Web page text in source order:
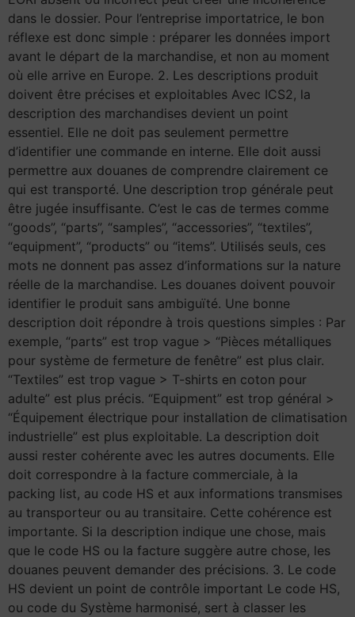
dans le dossier. Pour l’entreprise importatrice, le bon
réflexe est donc simple : préparer les données import
avant le départ de la marchandise, et non au moment
où elle arrive en Europe. 2. Les descriptions produit
doivent être précises et exploitables Avec ICS2, la
description des marchandises devient un point
essentiel. Elle ne doit pas seulement permettre
d’identifier une commande en interne. Elle doit aussi
permettre aux douanes de comprendre clairement ce
qui est transporté. Une description trop générale peut
être jugée insuffisante. C’est le cas de termes comme
“goods”, “parts”, “samples”, “accessories”, “textiles”,
“equipment”, “products” ou “items”. Utilisés seuls, ces
mots ne donnent pas assez d’informations sur la nature
réelle de la marchandise. Les douanes doivent pouvoir
identifier le produit sans ambiguïté. Une bonne
description doit répondre à trois questions simples : Par
exemple, “parts” est trop vague > “Pièces métalliques
pour système de fermeture de fenêtre” est plus clair.
“Textiles” est trop vague > T-shirts en coton pour
adulte” est plus précis. “Equipment” est trop général >
“Équipement électrique pour installation de climatisation
industrielle” est plus exploitable. La description doit
aussi rester cohérente avec les autres documents. Elle
doit correspondre à la facture commerciale, à la
packing list, au code HS et aux informations transmises
au transporteur ou au transitaire. Cette cohérence est
importante. Si la description indique une chose, mais
que le code HS ou la facture suggère autre chose, les
douanes peuvent demander des précisions. 3. Le code
HS devient un point de contrôle important Le code HS,
ou code du Système harmonisé, sert à classer les